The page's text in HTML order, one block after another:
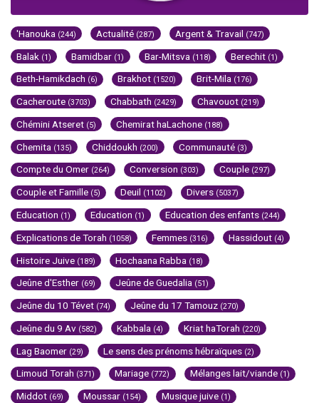
'Hanouka (244) Actualité (287) Argent & Travail (747)
Balak (1) Bamidbar (1) Bar-Mitsva (118) Berechit (1)
Beth-Hamikdach (6) Brakhot (1520) Brit-Mila (176)
Cacheroute (3703) Chabbath (2429) Chavouot (219)
Chémini Atseret (5) Chemirat haLachone (188)
Chemita (135) Chiddoukh (200) Communauté (3)
Compte du Omer (264) Conversion (303) Couple (297)
Couple et Famille (5) Deuil (1102) Divers (5037)
Education (1) Education (1) Education des enfants (244)
Explications de Torah (1058) Femmes (316) Hassidout (4)
Histoire Juive (189) Hochaana Rabba (18)
Jeûne d'Esther (69) Jeûne de Guedalia (51)
Jeûne du 10 Tévet (74) Jeûne du 17 Tamouz (270)
Jeûne du 9 Av (582) Kabbala (4) Kriat haTorah (220)
Lag Baomer (29) Le sens des prénoms hébraïques (2)
Limoud Torah (371) Mariage (772) Mélanges lait/viande (1)
Middot (69) Moussar (154) Musique juive (1)